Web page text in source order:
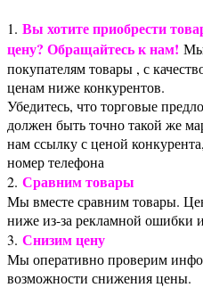
1. Вы хотите приобрести
цену? Обращайтесь к нам! Мы
покупателям товары , с
ценам ниже конкурентов.
Убедитесь, что торговые
должен быть точно такой же
нам ссылку с ценой
номер телефона
2. Сравним товары
Мы вместе сравним товары.
ниже из-за рекламной ошибки
3. Снизим цену
Мы оперативно проверим
возможности снижения цены.